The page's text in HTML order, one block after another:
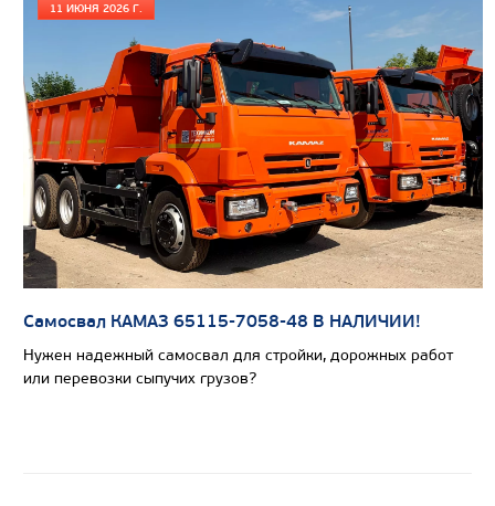
11 ИЮНЯ 2026 Г.
Самосвал КАМАЗ 65115-7058-48 В НАЛИЧИИ!
Нужен надежный самосвал для стройки, дорожных работ
или перевозки сыпучих грузов?